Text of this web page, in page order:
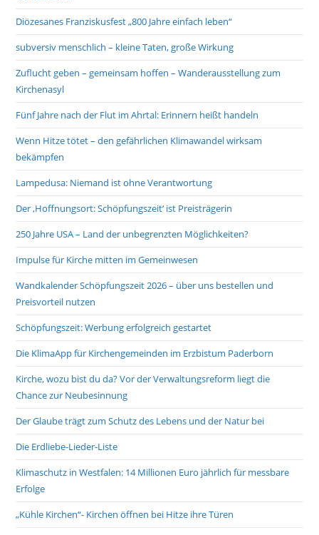
Diözesanes Franziskusfest „800 Jahre einfach leben“
subversiv menschlich – kleine Taten, große Wirkung
Zuflucht geben – gemeinsam hoffen – Wanderausstellung zum
Kirchenasyl
Fünf Jahre nach der Flut im Ahrtal: Erinnern heißt handeln
Wenn Hitze tötet – den gefährlichen Klimawandel wirksam
bekämpfen
Lampedusa: Niemand ist ohne Verantwortung
Der ‚Hoffnungsort: Schöpfungszeit‘ ist Preisträgerin
250 Jahre USA – Land der unbegrenzten Möglichkeiten?
Impulse für Kirche mitten im Gemeinwesen
Wandkalender Schöpfungszeit 2026 – über uns bestellen und
Preisvorteil nutzen
Schöpfungszeit: Werbung erfolgreich gestartet
Die KlimaApp für Kirchengemeinden im Erzbistum Paderborn
Kirche, wozu bist du da? Vor der Verwaltungsreform liegt die
Chance zur Neubesinnung
Der Glaube trägt zum Schutz des Lebens und der Natur bei
Die Erdliebe-Lieder-Liste
Klimaschutz in Westfalen: 14 Millionen Euro jährlich für messbare
Erfolge
„Kühle Kirchen“- Kirchen öffnen bei Hitze ihre Türen